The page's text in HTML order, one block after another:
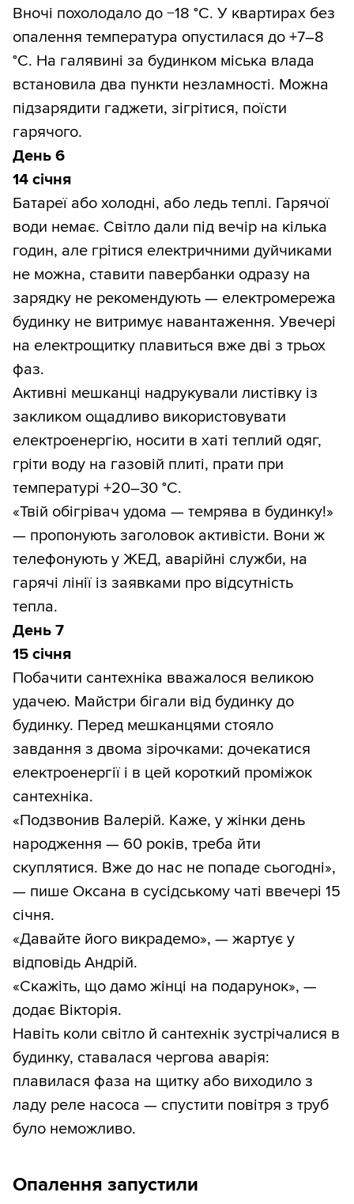
Вночі похолодало до −18 °С. У квартирах без
опалення температура опустилася до +7–8
°С. На галявині за будинком міська влада
встановила два пункти незламності. Можна
підзарядити гаджети, зігрітися, поїсти
гарячого.
День 6
14 січня
Батареї або холодні, або ледь теплі. Гарячої
води немає. Світло дали під вечір на кілька
годин, але грітися електричними дуйчиками
не можна, ставити павербанки одразу на
зарядку не рекомендують — електромережа
будинку не витримує навантаження. Увечері
на електрощитку плавиться вже дві з трьох
фаз.
Активні мешканці надрукували листівку із
закликом ощадливо використовувати
електроенергію, носити в хаті теплий одяг,
гріти воду на газовій плиті, прати при
температурі +20–30 °С.
«Твій обігрівач удома — темрява в будинку!»
— пропонують заголовок активісти. Вони ж
телефонують у ЖЕД, аварійні служби, на
гарячі лінії із заявками про відсутність
тепла.
День 7
15 січня
Побачити сантехніка вважалося великою
удачею. Майстри бігали від будинку до
будинку. Перед мешканцями стояло
завдання з двома зірочками: дочекатися
електроенергії і в цей короткий проміжок
сантехніка.
«Подзвонив Валерій. Каже, у жінки день
народження — 60 років, треба йти
скуплятися. Вже до нас не попаде сьогодні»,
— пише Оксана в сусідському чаті ввечері 15
січня.
«Давайте його викрадемо», — жартує у
відповідь Андрій.
«Скажіть, що дамо жінці на подарунок», —
додає Вікторія.
Навіть коли світло й сантехнік зустрічалися в
будинку, ставалася чергова аварія:
плавилася фаза на щитку або виходило з
ладу реле насоса — спустити повітря з труб
було неможливо.
Опалення запустили